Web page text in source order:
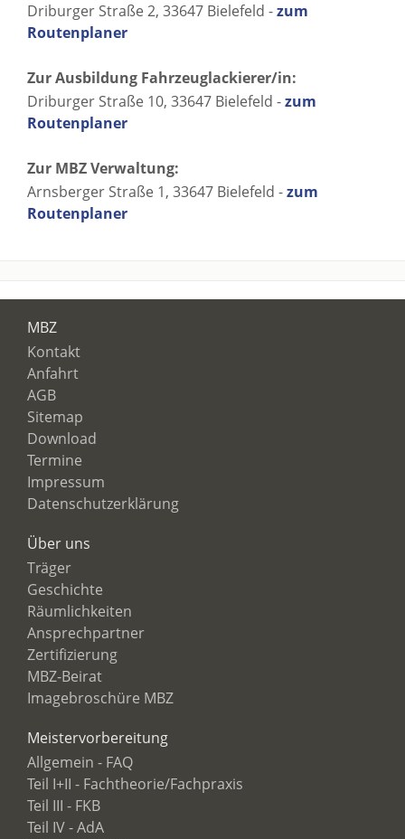
Driburger Straße 2, 33647 Bielefeld -zum
Routenplaner
Zur Ausbildung Fahrzeuglackierer/in:
Driburger Straße 10, 33647 Bielefeld -zum
Routenplaner
Zur MBZ Verwaltung:
Arnsberger Straße 1, 33647 Bielefeld -zum
Routenplaner
MBZ
Kontakt
Anfahrt
AGB
Sitemap
Download
Termine
Impressum
Datenschutzerklärung
Über uns
Träger
Geschichte
Räumlichkeiten
Ansprechpartner
Zertifizierung
MBZ-Beirat
Imagebroschüre MBZ
Meistervorbereitung
Allgemein - FAQ
Teil I+II - Fachtheorie/Fachpraxis
Teil III - FKB
Teil IV - AdA